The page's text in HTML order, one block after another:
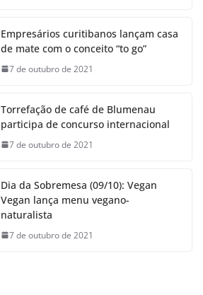
Empresários curitibanos lançam casa
de mate com o conceito “to go”
7 de outubro de 2021
Torrefação de café de Blumenau
participa de concurso internacional
7 de outubro de 2021
Dia da Sobremesa (09/10): Vegan
Vegan lança menu vegano-
naturalista
7 de outubro de 2021